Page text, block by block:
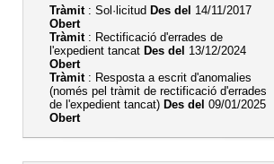
Tràmit: Sol·licitud Des del 14/11/2017
Obert
Tràmit: Rectificació d'errades de
l'expedient tancat Des del 13/12/2024
Obert
Tràmit: Resposta a escrit d'anomalies
(només pel tràmit de rectificació d'errades
de l'expedient tancat) Des del 09/01/2025
Obert